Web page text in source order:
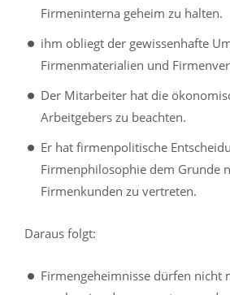
Firmeninterna geheim zu halten.
ihm obliegt der gewissenhafte
Firmenmaterialien und
Der Mitarbeiter hat die
Arbeitgebers zu beachten.
Er hat firmenpolitische
Firmenphilosophie dem Grunde
Firmenkunden zu vertreten.
Daraus folgt:
Firmengeheimnisse dürfen nicht